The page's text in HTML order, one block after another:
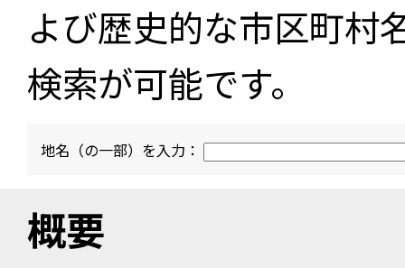
よび歴史的な市区町村
検索が可能です。
地名（の一部）を入力：
概要